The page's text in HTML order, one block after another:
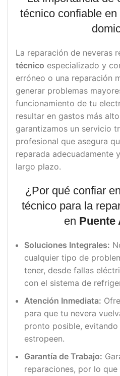
técnico confiable en
La reparación de neveras
técnico especializado y
erróneo o una reparación
generar problemas
funcionamiento de tu
resultar en gastos más
garantizamos un servicio
profesional que asegura
reparada adecuadamente
largo plazo.
¿Por qué confiar
técnico para la
en Puente
Soluciones Integrales:
cualquier tipo de
tener, desde fallas
con el sistema de
Atención Inmediata:
para que tu nevera
pronto posible,
estropeen.
Garantía de Trabajo:
reparaciones, por lo